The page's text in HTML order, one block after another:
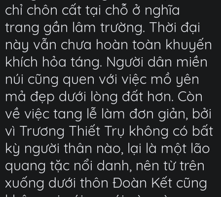
chỉ chôn cất tại chỗ ở nghĩa
trang gần lâm trường. Thời đại
này vẫn chưa hoàn toàn khuyến
khích hỏa táng. Người dân miền
núi cũng quen với việc mồ yên
mả đẹp dưới lòng đất hơn. Còn
về việc tang lễ làm đơn giản, bởi
vì Trương Thiết Trụ không có bất
kỳ người thân nào, lại là một lão
quang tặc nổi danh, nên từ trên
xuống dưới thôn Đoàn Kết cũng